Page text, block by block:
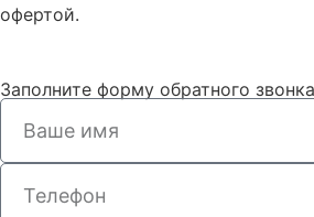
офертой.
Заполните форму обратного звонка